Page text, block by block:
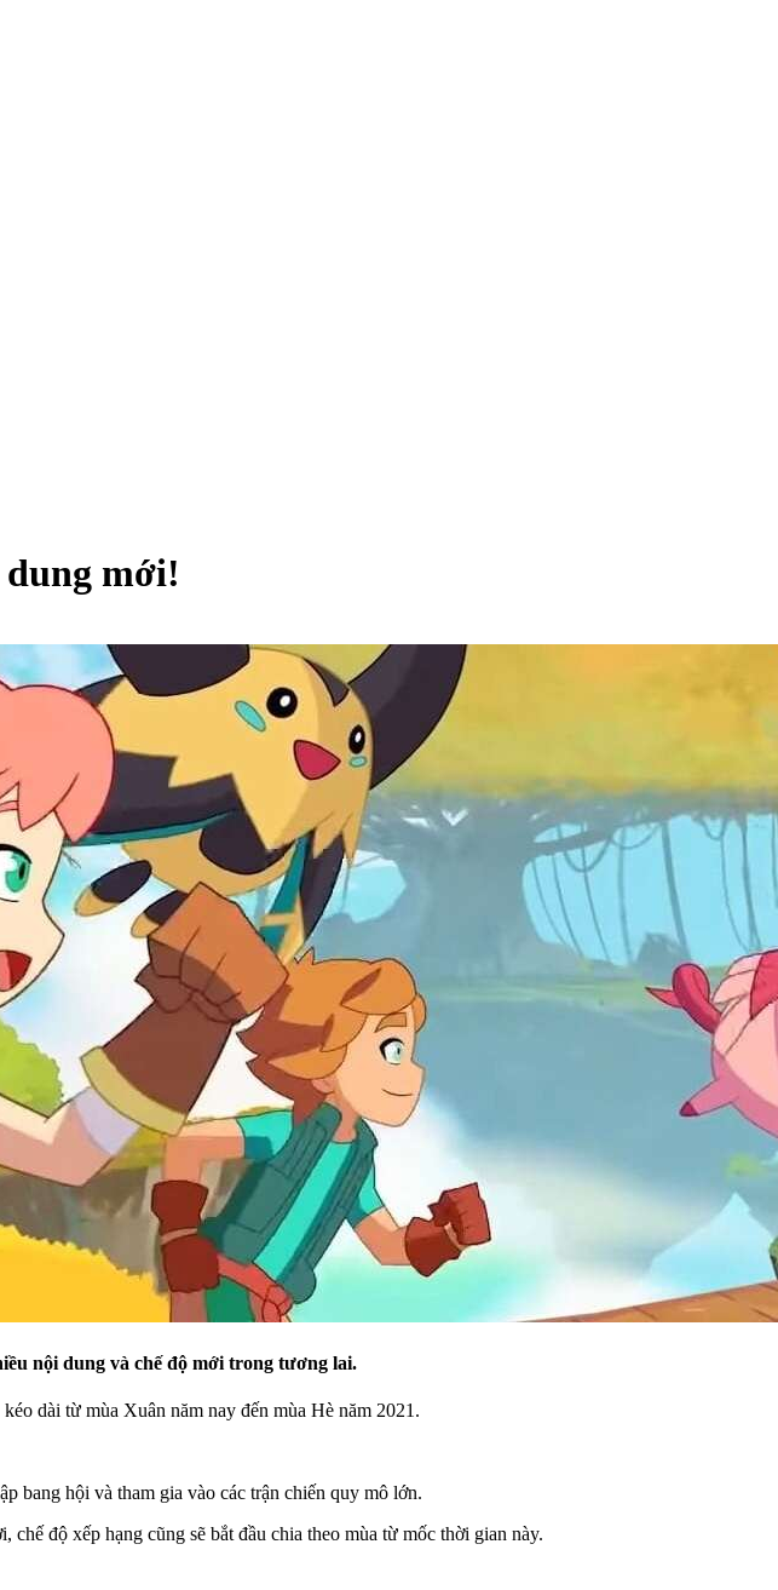
mới!
nội dung và chế độ mới trong tương lai.
dài từ mùa Xuân năm nay đến mùa Hè năm 2021.
bang hội và tham gia vào các trận chiến quy mô lớn.
độ xếp hạng cũng sẽ bắt đầu chia theo mùa từ mốc thời gian này.